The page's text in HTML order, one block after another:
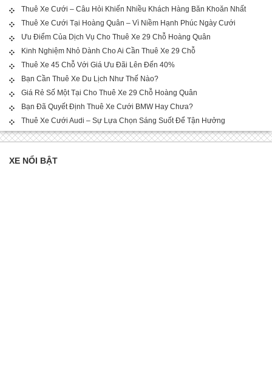
Thuê Xe Cưới – Câu Hỏi Khiến Nhiều Khách Hàng Băn Khoăn Nhất
Thuê Xe Cưới Tại Hoàng Quân – Vì Niềm Hạnh Phúc Ngày Cưới
Ưu Điểm Của Dịch Vụ Cho Thuê Xe 29 Chỗ Hoàng Quân
Kinh Nghiệm Nhỏ Dành Cho Ai Cần Thuê Xe 29 Chỗ
Thuê Xe 45 Chỗ Với Giá Ưu Đãi Lên Đến 40%
Bạn Cần Thuê Xe Du Lịch Như Thế Nào?
Giá Rẻ Số Một Tại Cho Thuê Xe 29 Chỗ Hoàng Quân
Bạn Đã Quyết Định Thuê Xe Cưới BMW Hay Chưa?
Thuê Xe Cưới Audi – Sự Lựa Chọn Sáng Suốt Để Tận Hưởng
XE NỔI BẬT